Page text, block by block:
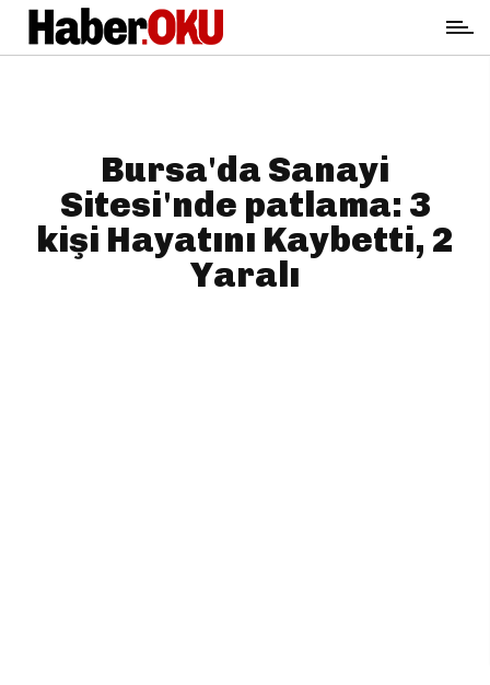
Bursa'da Sanayi
Sitesi'nde patlama: 3
kişi Hayatını Kaybetti, 2
Yaralı